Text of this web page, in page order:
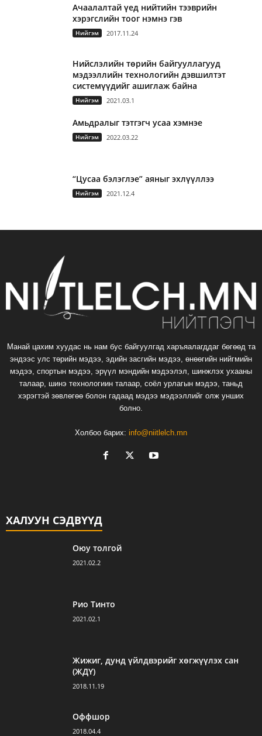
Ачаалалтай үед нийтийн тээврийн
хэрэгслийн тоог нэмнэ гэв
Нийгэм 2017.11.24
Нийслэлийн төрийн байгууллагууд
мэдээллийн технологийн дэвшилтэт
системүүдийг ашиглаж байна
Нийгэм 2021.03.1
Амьдралыг тэтгэгч усаа хэмнэе
Нийгэм 2022.03.22
“Цусаа бэлэглэе” аяныг эхлүүллээ
Нийгэм 2021.12.4
Манай цахим хуудас нь нам бус байгуулгад харъяалагддаг бөгөөд та
эндээс улс төрийн мэдээ, эдийн засгийн мэдээ, өнөөгийн нийгмийн
мэдээ, спортын мэдээ, эрүүл мэндийн мэдээлэл, шинжлэх ухааны
талаар, шинэ технологиин талаар, соёл урлагын мэдээ, таньд
хэрэгтэй зөвлөгөө болон гадаад мэдээ мэдээллийг олж унших
болно.
Холбоо барих: info@niitlelch.mn
ХАЛУУН СЭДВҮҮД
Оюу толгой
2021.02.2
Рио Тинто
2021.02.1
Жижиг, дунд үйлдвэрийг хөгжүүлэх сан
(ЖДҮ)
2018.11.19
Оффшор
2018.04.4